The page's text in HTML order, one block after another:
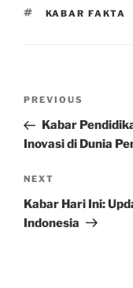
TAGS
KABAR FAKTA
Previous
Post
PREVIOUS
Kabar
Inovasi di Dunia
Next
Post
NEXT
Kabar Hari Ini:
Indonesia